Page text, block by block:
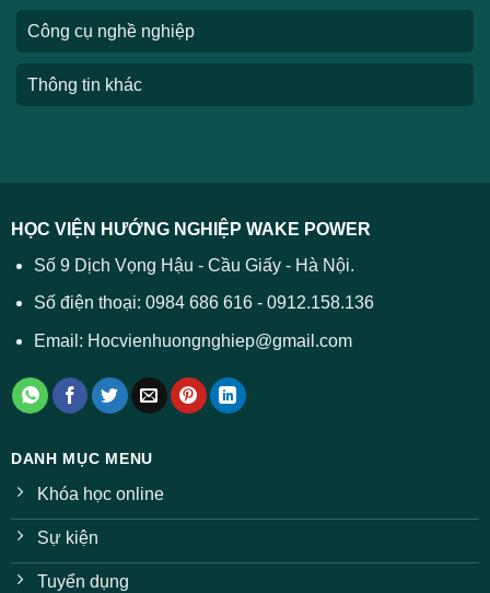
Công cụ nghề nghiệp
Thông tin khác
HỌC VIỆN HƯỚNG NGHIỆP WAKE POWER
Số 9 Dịch Vọng Hậu - Cầu Giấy - Hà Nội.
Số điện thoại: 0984 686 616 - 0912.158.136
Email: Hocvienhuongnghiep@gmail.com
DANH MỤC MENU
Khóa học online
Sự kiện
Tuyển dụng